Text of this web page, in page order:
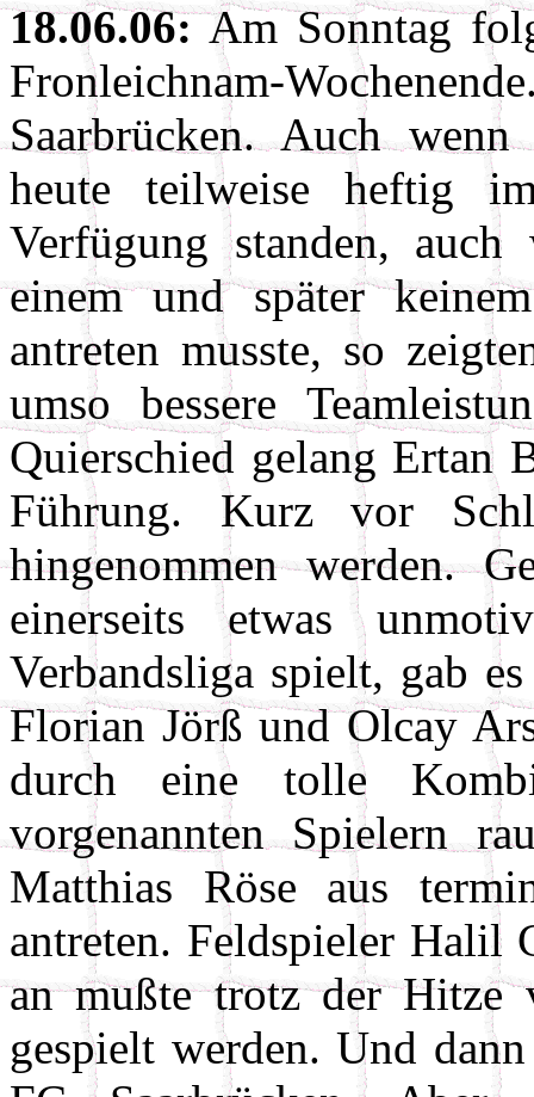
18.06.06: Am Sonntag
Fronleichnam-
Saarbrücken. Auch
heute teilweise heftig
Verfügung standen,
einem und später
antreten musste, so
umso bessere
Quierschied gelang Ertan
Führung. Kurz vor
hingenommen werden.
einerseits etwas
Verbandsliga spielt, gab
Florian Jörß und Olcay
durch eine tolle
vorgenannten Spielern
Matthias Röse aus
antreten. Feldspieler Halil
an mußte trotz der Hitze
gespielt werden. Und